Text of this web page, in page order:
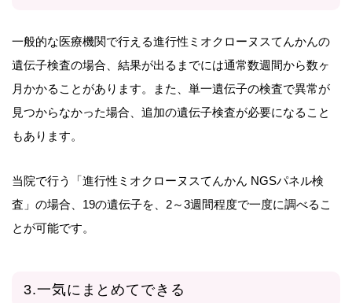
一般的な医療機関で行える進行性ミオクローヌスてんかんの
遺伝子検査の場合、結果が出るまでには通常数週間から数ヶ
月かかることがあります。また、単一遺伝子の検査で異常が
見つからなかった場合、追加の遺伝子検査が必要になること
もあります。
当院で行う「進行性ミオクローヌスてんかん NGSパネル検
査」の場合、19の遺伝子を、2～3週間程度で一度に調べるこ
とが可能です。
3.一気にまとめてできる